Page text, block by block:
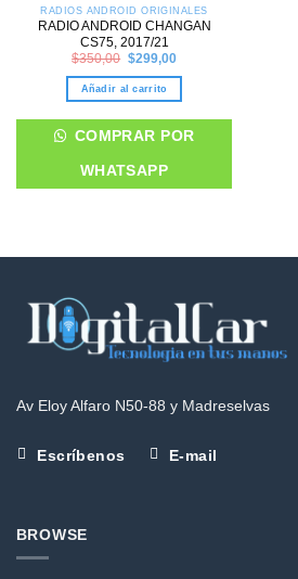
RADIOS ANDROID ORIGINALES
RADIO ANDROID CHANGAN
CS75, 2017/21
$350,00 Original
was:
$350,00.
$299,00Current
is:
Añadir al carrito
COMPRAR POR
WHATSAPP
Av Eloy Alfaro N50-88 y Madreselvas
Escríbenos E-mail
BROWSE